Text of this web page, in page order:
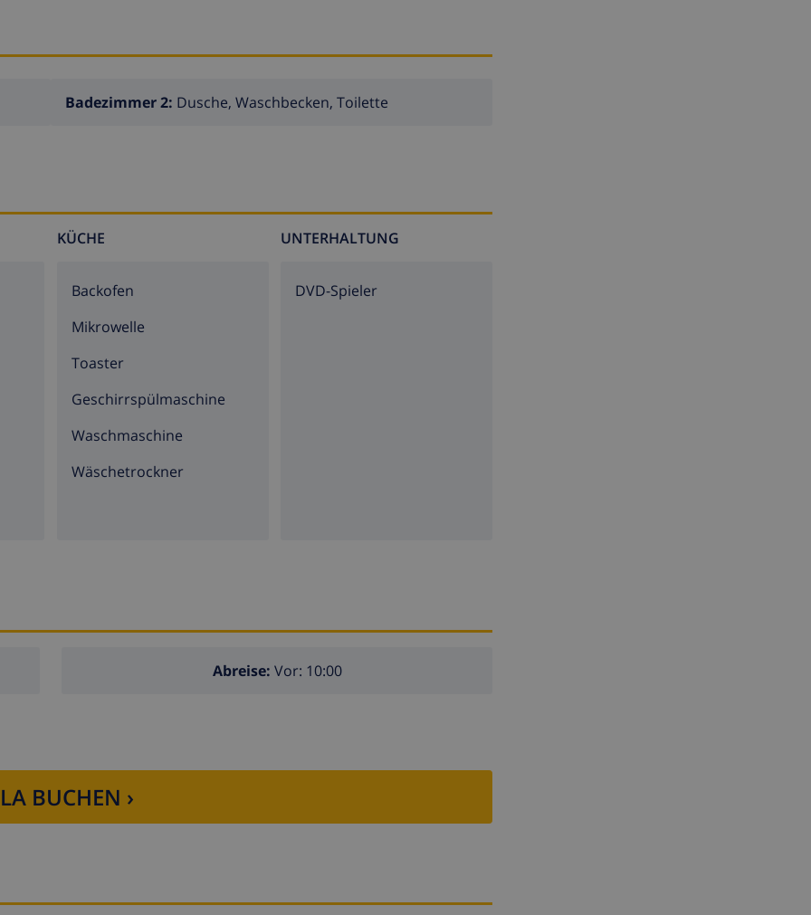
und Toilette
mit Sonnenliegen
entfernt
entfernt
Badezimmer 2: Dusche, Waschbecken, Toilette
KÜCHE
Backofen
Mikrowelle
Toaster
Geschirrspülmaschine
Waschmaschine
Wäschetrockner
UNTERHALTUNG
DVD-Spieler
Abreise: Vor: 10:00
BUCHEN ›